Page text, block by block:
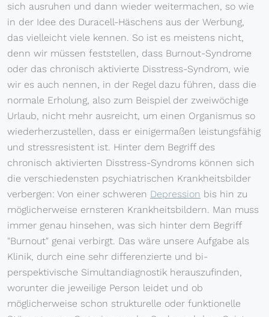
sich ausruhen und dann wieder weitermachen, so wie
in der Idee des Duracell-Häschens aus der Werbung,
das vielleicht viele kennen. So ist es meistens nicht,
denn wir müssen feststellen, dass Burnout-Syndrome
oder das chronisch aktivierte Disstress-Syndrom, wie
wir es auch nennen, in der Regel dazu führen, dass die
normale Erholung, also zum Beispiel der zweiwöchige
Urlaub, nicht mehr ausreicht, um einen Organismus so
wiederherzustellen, dass er einigermaßen leistungsfähig
und stressresistent ist. Hinter dem Begriff des
chronisch aktivierten Disstress-Syndroms können sich
die verschiedensten psychiatrischen Krankheitsbilder
verbergen: Von einer schweren Depression bis hin zu
möglicherweise ernsteren Krankheitsbildern. Man muss
immer genau hinsehen, was sich hinter dem Begriff
"Burnout" genai verbirgt. Das wäre unsere Aufgabe als
Klinik, durch eine sehr differenzierte und bi-
perspektivische Simultandiagnostik herauszufinden,
worunter die jeweilige Person leidet und ob
möglicherweise schon strukturelle oder funktionelle